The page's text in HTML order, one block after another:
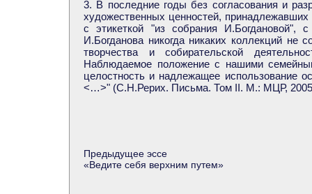
3. В последние годы без согласования и
художественных ценностей,
с этикеткой "из собрания
И.Богданова никогда никаких коллекций
творчества и собирательской
Наблюдаемое положение с нашими
целостность и надлежащее использование
<…>" (С.Н.Рерих. Письма. Том II. М.: МЦР,
Предыдущее эссе
«Ведите себя верхним путем»